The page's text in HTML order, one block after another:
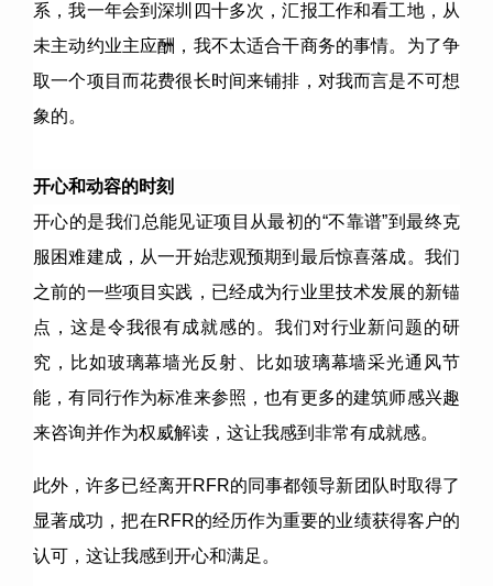
系，我一年会到深圳四十多次，汇报工作和看工地，从
未主动约业主应酬，我不太适合干商务的事情。为了争
取一个项目而花费很长时间来铺排，对我而言是不可想
象的。
开心和动容的时刻
开心的是我们总能见证项目从最初的“不靠谱”到最终克
服困难建成，从一开始悲观预期到最后惊喜落成。我们
之前的一些项目实践，已经成为行业里技术发展的新锚
点，这是令我很有成就感的。我们对行业新问题的研
究，比如玻璃幕墙光反射、比如玻璃幕墙采光通风节
能，有同行作为标准来参照，也有更多的建筑师感兴趣
来咨询并作为权威解读，这让我感到非常有成就感。
此外，许多已经离开RFR的同事都领导新团队时取得了
显著成功，把在RFR的经历作为重要的业绩获得客户的
认可，这让我感到开心和满足。